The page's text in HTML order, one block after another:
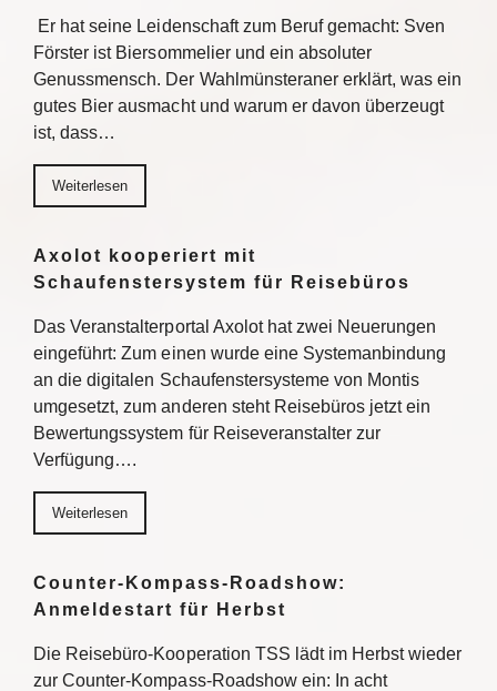
Er hat seine Leidenschaft zum Beruf gemacht: Sven
Förster ist Biersommelier und ein absoluter
Genussmensch. Der Wahlmünsteraner erklärt, was ein
gutes Bier ausmacht und warum er davon überzeugt
ist, dass…
Weiterlesen
Axolot kooperiert mit
Schaufenstersystem für Reisebüros
Das Veranstalterportal Axolot hat zwei Neuerungen
eingeführt: Zum einen wurde eine Systemanbindung
an die digitalen Schaufenstersysteme von Montis
umgesetzt, zum anderen steht Reisebüros jetzt ein
Bewertungssystem für Reiseveranstalter zur
Verfügung….
Weiterlesen
Counter-Kompass-Roadshow:
Anmeldestart für Herbst
Die Reisebüro-Kooperation TSS lädt im Herbst wieder
zur Counter-Kompass-Roadshow ein: In acht